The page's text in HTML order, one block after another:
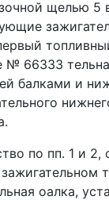
щелью 5
№ 66333
балками и
по пп. 1 и
оалка,